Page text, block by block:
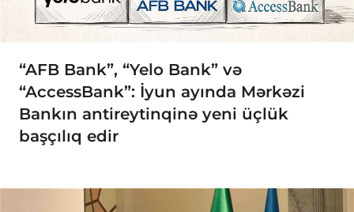
“AFB Bank”, “Yelo Bank” və
“AccessBank”: İyun ayında Mərkəzi
Bankın antireytinqinə yeni üçlük
başçılıq edir